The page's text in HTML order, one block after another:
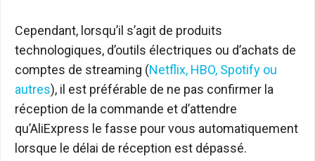
Cependant, lorsqu’il s’agit de produits
technologiques, d’outils électriques ou d’achats de
comptes de streaming (Netflix, HBO, Spotify ou
autres), il est préférable de ne pas confirmer la
réception de la commande et d’attendre
qu’AliExpress le fasse pour vous automatiquement
lorsque le délai de réception est dépassé.